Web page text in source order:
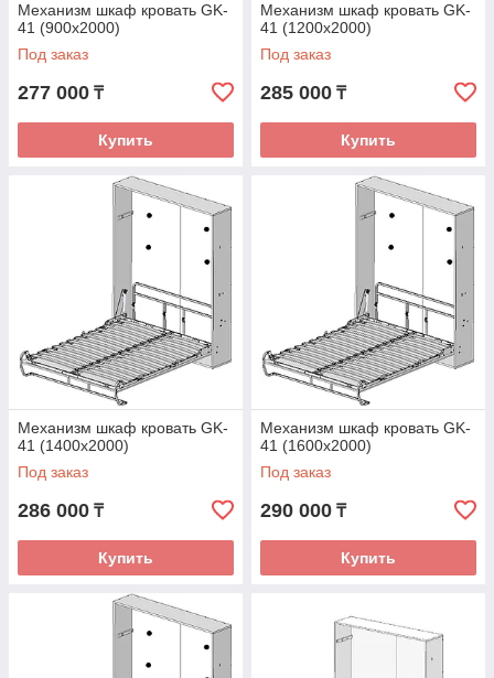
Механизм шкаф кровать GK-
41 (900х2000)
Под заказ
277 000 ₸
Купить
Механизм шкаф кровать GK-
41 (1200х2000)
Под заказ
285 000 ₸
Купить
Механизм шкаф кровать GK-
41 (1400х2000)
Под заказ
286 000 ₸
Купить
Механизм шкаф кровать GK-
41 (1600х2000)
Под заказ
290 000 ₸
Купить